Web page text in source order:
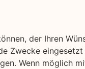
der Ihren
Zwecke eingesetzt
Wenn möglich